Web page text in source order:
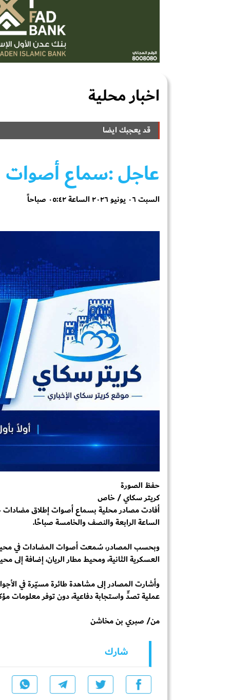
اخبار محلية
قد يعجبك ايضا
عاجل:سماع أصوات
السبت ٠٦ يونيو ٢٠٢٦ الساعة ٠٥:٤٢ صباحاً
حفظ الصورة
كريتر سكاي / خاص
أفادت مصادر محلية بسماع أصوات إطلاق مضادات
الساعة الرابعة والنصف والخامسة صباحًا.
وبحسب المصادر، سُمعت أصوات المضادات في محيط
العسكرية الثانية، ومحيط مطار الريان، إضافة إلى
وأشارت المصادر إلى مشاهدة طائرة مسيّرة في
عملية تصدٍّ واستجابة دفاعية، دون توفر معلومات
من/ صبري بن مخاشن
شارك